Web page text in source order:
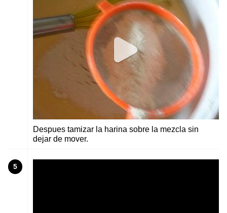
Despues tamizar la harina sobre la mezcla sin
dejar de mover.
5